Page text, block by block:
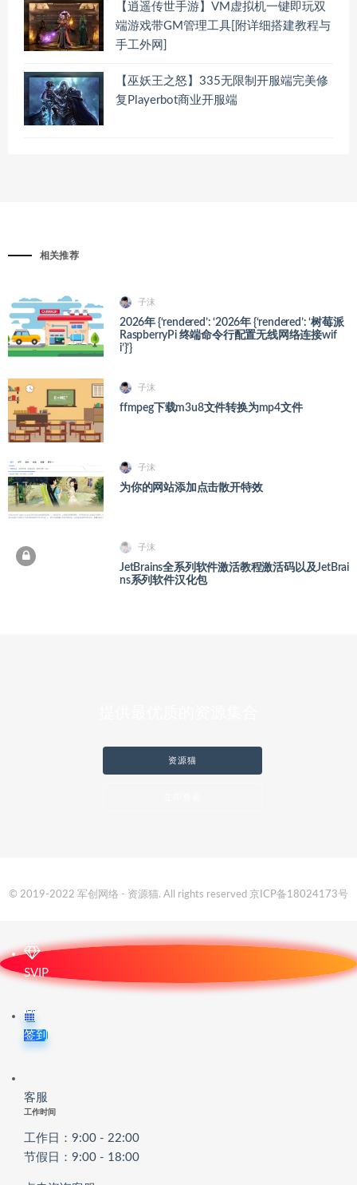
【逍遥传世手游】VM虚拟机一键即玩双
端游戏带GM管理工具[附详细搭建教程与
手工外网]
【巫妖王之怒】335无限制开服端完美修
复Playerbot商业开服端
相关推荐
子沫
2026年 {‘rendered’: ‘2026年 {‘rendered’: ‘树莓派
RaspberryPi 终端命令行配置无线网络连接wif
i’}’}
子沫
ffmpeg下载m3u8文件转换为mp4文件
子沫
为你的网站添加点击散开特效
子沫
JetBrains全系列软件激活教程激活码以及JetBrai
ns系列软件汉化包
资源猫
© 2019-2022 军创网络 - 资源猫. All rights reserved 京ICP备18024173号
SVIP
签到
客服
工作时间
工作日：9:00 - 22:00
节假日：9:00 - 18:00